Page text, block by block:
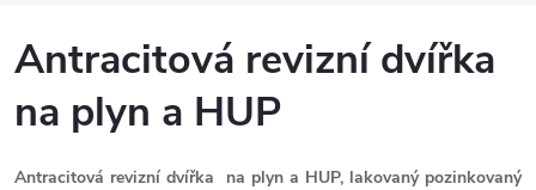
Antracitová revizní dvířka
na plyn a HUP
Antracitová revizní dvířka na plyn a HUP, lakovaný pozinkovaný